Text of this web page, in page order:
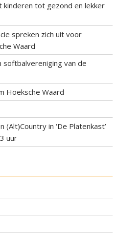
kinderen tot gezond en lekker
spreken zich uit voor
Waard
softbalvereniging van de
Hoeksche Waard
(Alt)Country in ‘De Platenkast’
uur